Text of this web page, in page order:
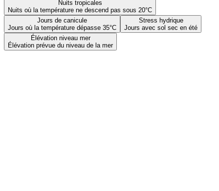
Nuits tropicales
Nuits où la température ne descend pas sous 20°C
Jours de canicule
Jours où la température dépasse 35°C
Stress hydrique
Jours avec sol sec en été
Élévation niveau mer
Élévation prévue du niveau de la mer